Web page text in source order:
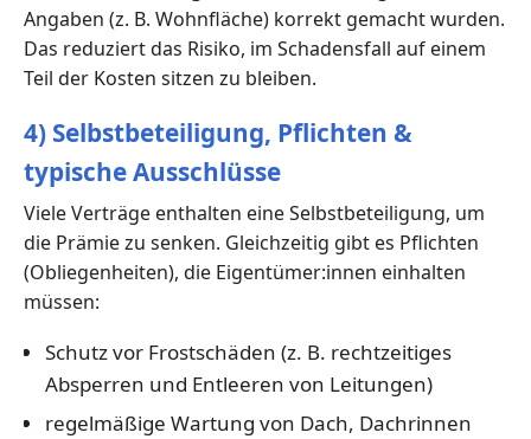
Angaben (z. B. Wohnfläche) korrekt gemacht wurden.
Das reduziert das Risiko, im Schadensfall auf einem
Teil der Kosten sitzen zu bleiben.
4) Selbstbeteiligung, Pflichten &
typische Ausschlüsse
Viele Verträge enthalten eine Selbstbeteiligung, um
die Prämie zu senken. Gleichzeitig gibt es Pflichten
(Obliegenheiten), die Eigentümer:innen einhalten
müssen:
Schutz vor Frostschäden (z. B. rechtzeitiges
Absperren und Entleeren von Leitungen)
regelmäßige Wartung von Dach, Dachrinnen